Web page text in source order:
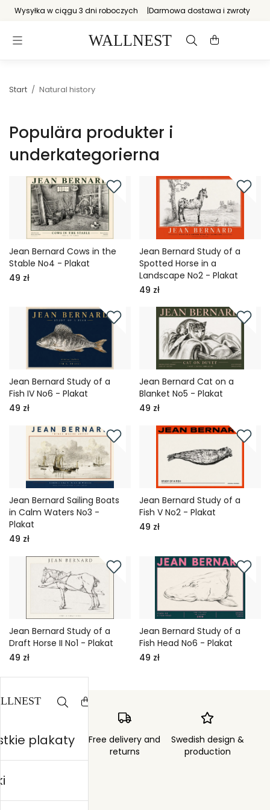
Wysyłka w ciągu 3 dni roboczych Darmowa dostawa i zwroty
Start / Natural history
Populära produkter i
underkategorierna
Jean Bernard Cows in the
Stable No4 - Plakat
49 zł
Jean Bernard Study of a
Spotted Horse in a
Landscape No2 - Plakat
49 zł
Jean Bernard Study of a
Fish IV No6 - Plakat
49 zł
Jean Bernard Cat on a
Blanket No5 - Plakat
49 zł
Jean Bernard Sailing Boats
in Calm Waters No3 -
Plakat
49 zł
Jean Bernard Study of a
Fish V No2 - Plakat
49 zł
Jean Bernard Study of a
Draft Horse II No1 - Plakat
49 zł
Jean Bernard Study of a
Fish Head No6 - Plakat
49 zł
Order sent within
Free delivery and
returns
Swedish design &
production
plakaty